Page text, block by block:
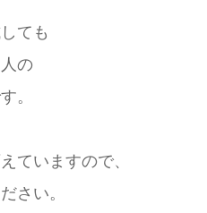
ても
の
。
ていますので、
さい。